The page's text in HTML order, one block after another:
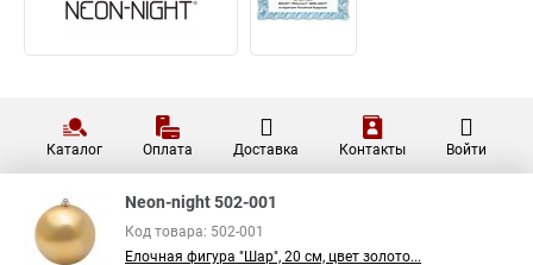
Каталог Оплата Доставка Контакты Войти
Neon-night 502-001
Код товара: 502-001
Елочная фигура "Шар", 20 см, цвет золото...